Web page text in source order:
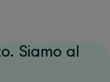
Siamo al